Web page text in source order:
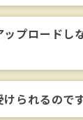
プロードし
られるので